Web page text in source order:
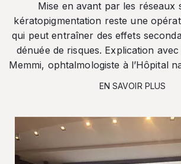
Mise en avant par les réseaux
kératopigmentation reste une
qui peut entraîner des effets
dénuée de risques. Explication
Memmi, ophtalmologiste à l’Hôpital
EN SAVOIR PLUS